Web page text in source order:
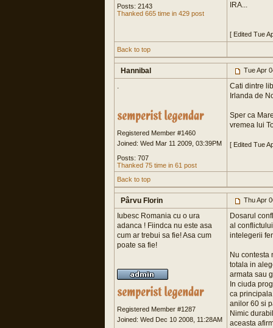
Posts: 2143
Thanked 665 time in 429 post
IRA...
[ Edited Tue
Back to top
Hannibal Tue Apr
.
Registered Member #1460
Joined: Wed Mar 11 2009, 03:39PM
Posts: 707
Thanked 75 time in 61 post
Cati dintre
Irlanda de
Sper ca
vremea lui
[ Edited Tue
Back to top
Pârvu Florin Thu Apr
Iubesc Romania cu o ura
adanca ! Fiindca nu este asa
cum ar trebui sa fie! Asa cum
poate sa fie!
Registered Member #1287
Joined: Wed Dec 10 2008, 11:28AM
Dosarul
al
intelegerii
Nu contesta
totala in
armata sau
In ciuda
ca
anilor 60 si
Nimic
aceasta